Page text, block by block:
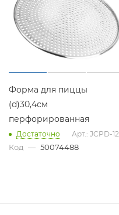
Форма для пиццы
(d)30,4см
перфорированная
Достаточно Арт.: JCPD-12
Код — 50074488